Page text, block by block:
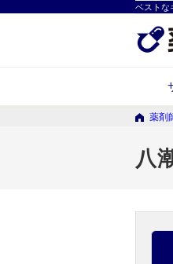
ベストな
薬剤
八